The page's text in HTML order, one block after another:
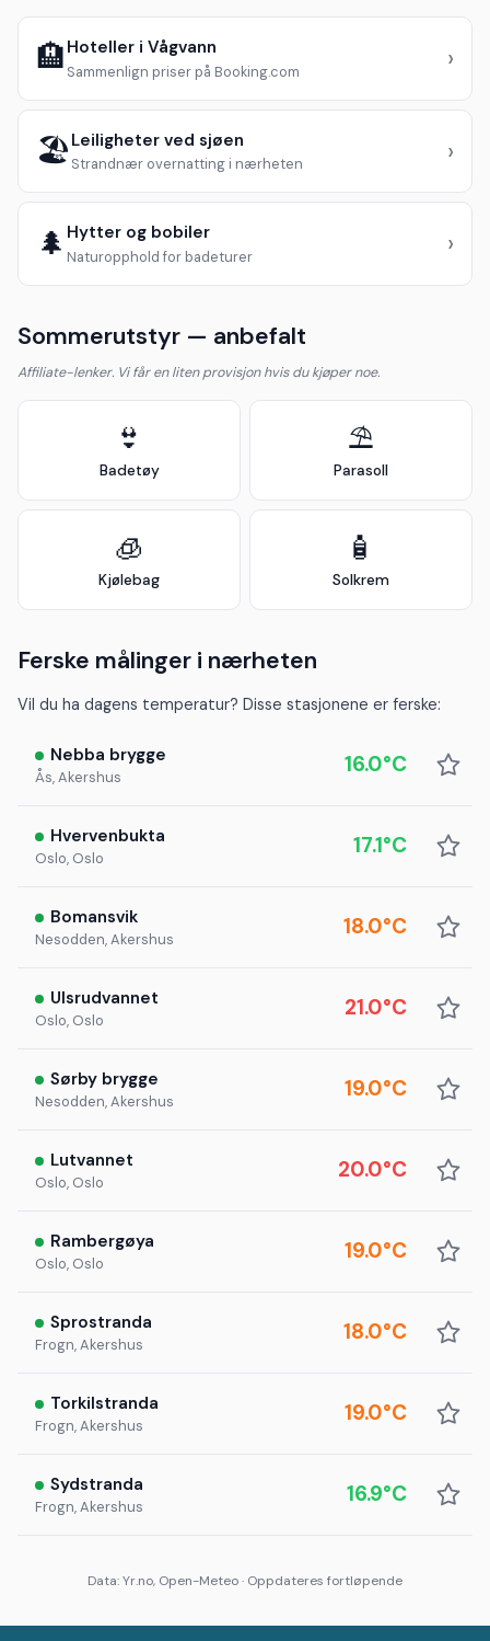
🏨 Hoteller i Vågvann
Sammenlign priser på Booking.com ›
🏖️ Leiligheter ved sjøen
Strandnær overnatting i nærheten ›
🌲 Hytter og bobiler
Naturopphold for badeturer ›
Sommerutstyr — anbefalt
Affiliate-lenker. Vi får en liten provisjon hvis du kjøper noe.
👙
Badetøy
⛱️
Parasoll
🧊
Kjølebag
🧴
Solkrem
Ferske målinger i nærheten
Vil du ha dagens temperatur? Disse stasjonene er ferske:
Nebba brygge
Ås, Akershus 16.0°C
Hvervenbukta
Oslo, Oslo 17.1°C
Bomansvik
Nesodden, Akershus 18.0°C
Ulsrudvannet
Oslo, Oslo 21.0°C
Sørby brygge
Nesodden, Akershus 19.0°C
Lutvannet
Oslo, Oslo 20.0°C
Rambergøya
Oslo, Oslo 19.0°C
Sprostranda
Frogn, Akershus 18.0°C
Torkilstranda
Frogn, Akershus 19.0°C
Sydstranda
Frogn, Akershus 16.9°C
Data: Yr.no, Open-Meteo · Oppdateres fortløpende